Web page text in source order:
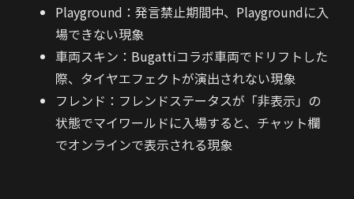
Playground：発言禁止期間中、Playgroundに入
場できない現象
車両スキン：Bugattiコラボ車両でドリフトした
際、タイヤエフェクトが演出されない現象
フレンド：フレンドステータスが「非表示」の
状態でマイワールドに入場すると、チャット欄
でオンラインで表示される現象